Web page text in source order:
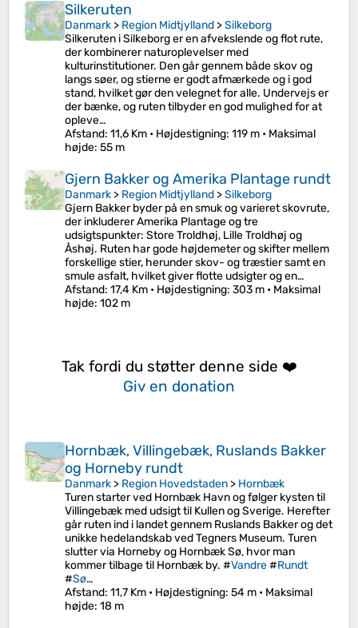
Silkeruten
Danmark > Region Midtjylland >Silkeborg
Silkeruten i Silkeborg er en afvekslende og flot rute,
der kombinerer naturoplevelser med
kulturinstitutioner. Den går gennem både skov og
langs søer, og stierne er godt afmærkede og i god
stand, hvilket gør den velegnet for alle. Undervejs er
der bænke, og ruten tilbyder en god mulighed for at
opleve…
Afstand: 11,6 Km • Højdestigning: 119 m • Maksimal
højde: 55 m
Gjern Bakker og Amerika Plantage rundt
Danmark > Region Midtjylland >Silkeborg
Gjern Bakker byder på en smuk og varieret skovrute,
der inkluderer Amerika Plantage og tre
udsigtspunkter: Store Troldhøj, Lille Troldhøj og
Åshøj. Ruten har gode højdemeter og skifter mellem
forskellige stier, herunder skov- og træstier samt en
smule asfalt, hvilket giver flotte udsigter og en…
Afstand: 17,4 Km • Højdestigning: 303 m • Maksimal
højde: 102 m
Tak fordi du støtter denne side ❤️
Giv en donation
Hornbæk, Villingebæk, Ruslands Bakker
og Horneby rundt
Danmark > Region Hovedstaden > Hornbæk
Turen starter ved Hornbæk Havn og følger kysten til
Villingebæk med udsigt til Kullen og Sverige. Herefter
går ruten ind i landet gennem Ruslands Bakker og det
unikke hedelandskab ved Tegners Museum. Turen
slutter via Horneby og Hornbæk Sø, hvor man
kommer tilbage til Hornbæk by. #Vandre#Rundt
#Sø…
Afstand: 11,7 Km • Højdestigning: 54 m • Maksimal
højde: 18 m